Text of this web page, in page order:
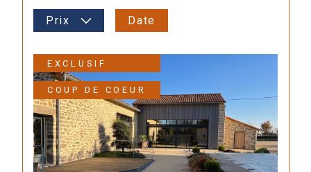
Prix Date
EXCLUSIF
COUP DE COEUR